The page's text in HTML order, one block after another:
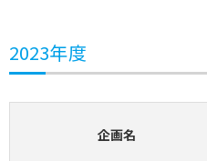
2023年度
企画名